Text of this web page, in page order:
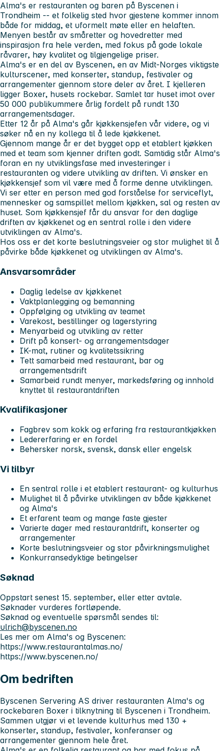
Alma's er restauranten og baren på Byscenen i
Trondheim -- et folkelig sted hvor gjestene kommer innom
både for middag, et uformelt møte eller en helaften.
Menyen består av småretter og hovedretter med
inspirasjon fra hele verden, med fokus på gode lokale
råvarer, høy kvalitet og tilgjengelige priser.
Alma's er en del av Byscenen, en av Midt-Norges viktigste
kulturscener, med konserter, standup, festivaler og
arrangementer gjennom store deler av året. I kjelleren
ligger Boxer, husets rockebar. Samlet tar huset imot over
50 000 publikummere årlig fordelt på rundt 130
arrangementsdager.
Etter 12 år på Alma's går kjøkkensjefen vår videre, og vi
søker nå en ny kollega til å lede kjøkkenet.
Gjennom mange år er det bygget opp et etablert kjøkken
med et team som kjenner driften godt. Samtidig står Alma's
foran en ny utviklingsfase med investeringer i
restauranten og videre utvikling av driften. Vi ønsker en
kjøkkensjef som vil være med å forme denne utviklingen.
Vi ser etter en person med god forståelse for serviceflyt,
mennesker og samspillet mellom kjøkken, sal og resten av
huset. Som kjøkkensjef får du ansvar for den daglige
driften av kjøkkenet og en sentral rolle i den videre
utviklingen av Alma's.
Hos oss er det korte beslutningsveier og stor mulighet til å
påvirke både kjøkkenet og utviklingen av Alma's.
Ansvarsområder
Daglig ledelse av kjøkkenet
Vaktplanlegging og bemanning
Oppfølging og utvikling av teamet
Varekost, bestillinger og lagerstyring
Menyarbeid og utvikling av retter
Drift på konsert- og arrangementsdager
IK-mat, rutiner og kvalitetssikring
Tett samarbeid med restaurant, bar og
arrangementsdrift
Samarbeid rundt menyer, markedsføring og innhold
knyttet til restaurantdriften
Kvalifikasjoner
Fagbrev som kokk og erfaring fra restaurantkjøkken
Ledererfaring er en fordel
Behersker norsk, svensk, dansk eller engelsk
Vi tilbyr
En sentral rolle i et etablert restaurant- og kulturhus
Mulighet til å påvirke utviklingen av både kjøkkenet
og Alma's
Et erfarent team og mange faste gjester
Varierte dager med restaurantdrift, konserter og
arrangementer
Korte beslutningsveier og stor påvirkningsmulighet
Konkurransedyktige betingelser
Søknad
Oppstart senest 15. september, eller etter avtale.
Søknader vurderes fortløpende.
Søknad og eventuelle spørsmål sendes til:
ulrich@byscenen.no
Les mer om Alma's og Byscenen:
https://www.restaurantalmas.no/
https://www.byscenen.no/
Om bedriften
Byscenen Servering AS driver restauranten Alma's og
rockebaren Boxer i tilknytning til Byscenen i Trondheim.
Sammen utgjør vi et levende kulturhus med 130 +
konserter, standup, festivaler, konferanser og
arrangementer gjennom hele året.